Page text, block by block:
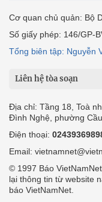
Cơ quan chủ quản: Bộ
Số giấy phép: 146/GP-
Tổng biên tập: Nguyễn
Liên hệ tòa soạn
Địa chỉ: Tầng 18, Toà
Đình Nghệ, phường Cầu
Điện thoại:
Email:
© 1997 Báo
lại thông tin từ website
báo VietNamNet.